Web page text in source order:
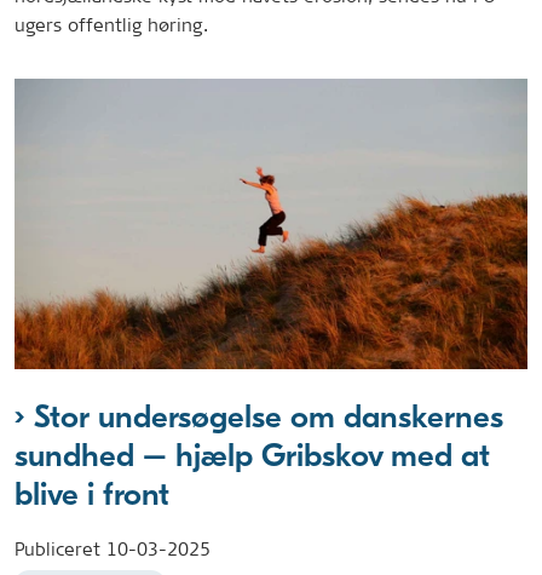
ugers offentlig høring.
Stor undersøgelse om danskernes
sundhed – hjælp Gribskov med at
blive i front
Publiceret 10-03-2025